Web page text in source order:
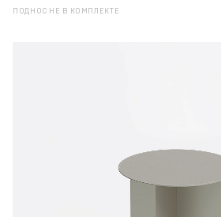
ПОДНОС НЕ В КОМПЛЕКТЕ